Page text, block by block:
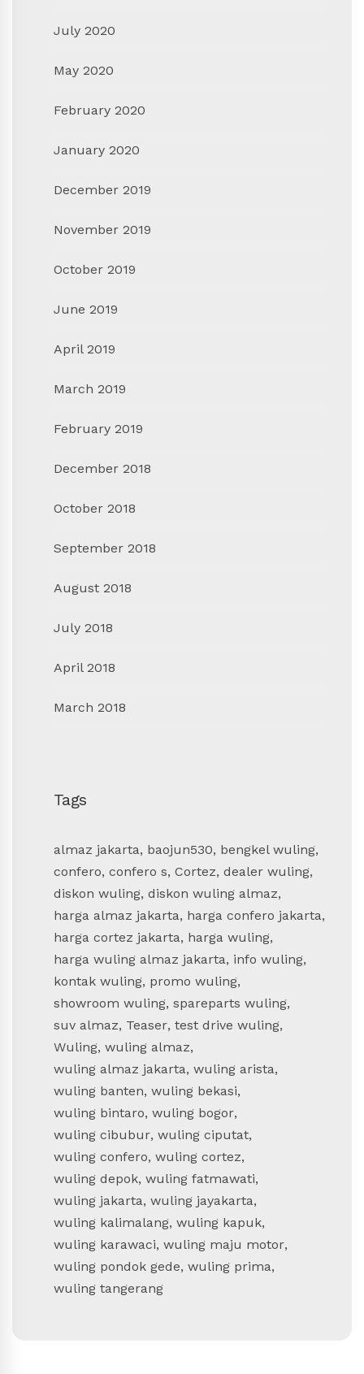
July 2020
May 2020
February 2020
January 2020
December 2019
November 2019
October 2019
June 2019
April 2019
March 2019
February 2019
December 2018
October 2018
September 2018
August 2018
July 2018
April 2018
March 2018
Tags
almaz jakarta, baojun530, bengkel wuling,
confero, confero s, Cortez, dealer wuling,
diskon wuling, diskon wuling almaz,
harga almaz jakarta, harga confero jakarta,
harga cortez jakarta, harga wuling,
harga wuling almaz jakarta, info wuling,
kontak wuling, promo wuling,
showroom wuling, spareparts wuling,
suv almaz, Teaser, test drive wuling,
Wuling, wuling almaz,
wuling almaz jakarta, wuling arista,
wuling banten, wuling bekasi,
wuling bintaro, wuling bogor,
wuling cibubur, wuling ciputat,
wuling confero, wuling cortez,
wuling depok, wuling fatmawati,
wuling jakarta, wuling jayakarta,
wuling kalimalang, wuling kapuk,
wuling karawaci, wuling maju motor,
wuling pondok gede, wuling prima,
wuling tangerang